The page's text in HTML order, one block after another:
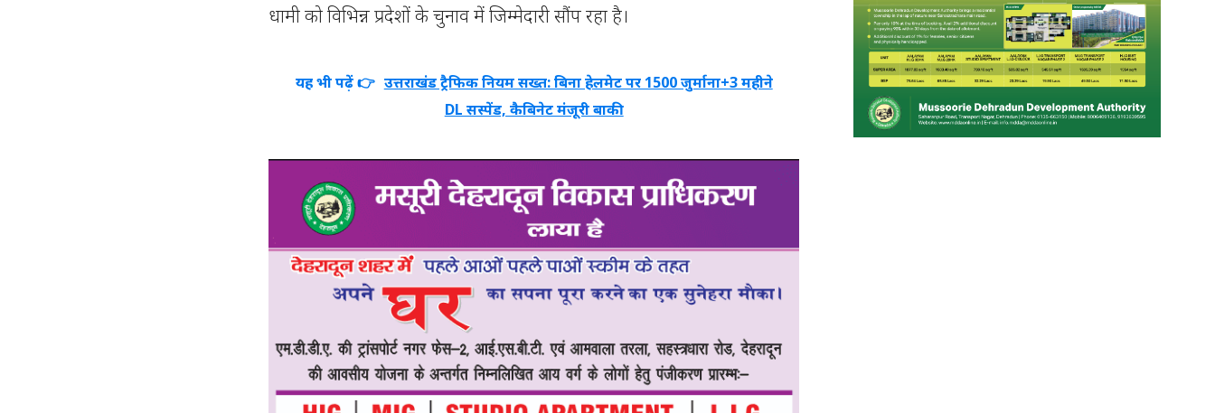
धामी को विभिन्न प्रदेशों के चुनाव में जिम्मेदारी सौंप रहा है।
यह भी पढ़ें 👉 उत्तराखंड ट्रैफिक नियम सख्त: बिना हेलमेट पर 1500 जुर्माना+3 महीने
DL सस्पेंड, कैबिनेट मंजूरी बाकी